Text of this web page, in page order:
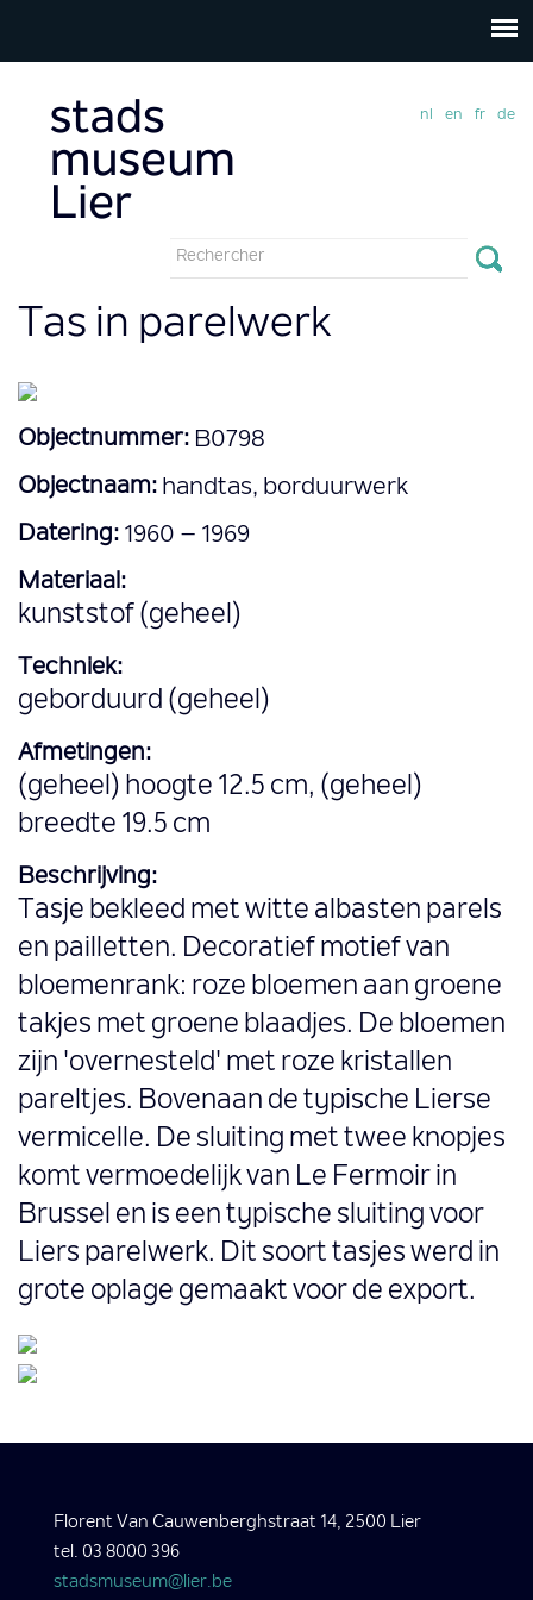
Formulaire
recherche
nl en fr de
Tas in parelwerk
Objectnummer: B0798
Objectnaam: handtas, borduurwerk
Datering: 1960 – 1969
Materiaal:
kunststof (geheel)
Techniek:
geborduurd (geheel)
Afmetingen:
(geheel) hoogte 12.5 cm, (geheel)
breedte 19.5 cm
Beschrijving:
Tasje bekleed met witte albasten parels
en pailletten. Decoratief motief van
bloemenrank: roze bloemen aan groene
takjes met groene blaadjes. De bloemen
zijn 'overnesteld' met roze kristallen
pareltjes. Bovenaan de typische Lierse
vermicelle. De sluiting met twee knopjes
komt vermoedelijk van Le Fermoir in
Brussel en is een typische sluiting voor
Liers parelwerk. Dit soort tasjes werd in
grote oplage gemaakt voor de export.
Florent Van Cauwenberghstraat 14, 2500 Lier
tel. 03 8000 396
stadsmuseum@lier.be